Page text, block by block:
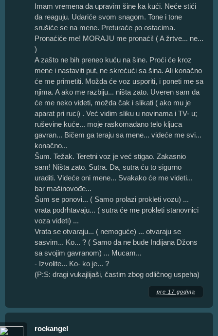
Imam vremena da upravim šine ka kući. Neće stići
da reaguju. Udariće svom snagom. Tone i tone
srušiće se na mene. Preturaće po ostacima.
Pronaćiće me! MORAJU me pronaći! ( A žrtve... ne...
)
A zašto ne bih preneo kuću na šine. Proći će kroz
mene i nastaviti put, ne skrećući sa šina. Ali konačno
će me primetiti. Možda će voz usporiti, i poneti me sa
njima. A ako me razbiju... ništa zato. Uveren sam da
će me neko videti, možda čak i slikati ( ako mu je
aparat pri ruci) . Već vidim sliku u novinama i TV- u;
ruševine kuće... moje raskomadano telo kljuca
gavran... Bičem ga teraju sa mene... videće me svi...
konačno...
Šum. Težak. Teretni voz je već stigao. Zakasnio
sam! Ništa zato. Sutra. Da, sutra ću to sigurno
uraditi. Videće oni mene... Svakako će me videti...
bar mašinovođe...
Šum se ponovi... ( Samo prolazi prokleti vozu) ...
vrata podrhtavaju... ( sutra će me prokleti stanovnici
voza videti) ...
Vrata se otvaraju... ( nemoguće) ... otvaraju se
sasvim... Ko... ? ( Samo da ne bude Indijana Džons
sa svojim gavranom) ... Mucam...
- Izvolite... Ko- ko je... ?
(P:S: dragi vukajlijaši, častim zbog odličnog uspeha)
pre 17 godina
rockangel